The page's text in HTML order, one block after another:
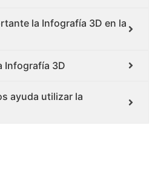
la Infografía 3D en la
Infografía 3D
ayuda utilizar la